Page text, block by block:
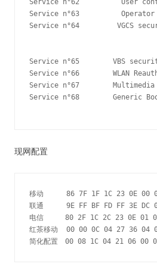
Service n°62          User
Service n°63          Operator
Service n°64         VGCS
Service n°65        VBS
Service n°66        WLAN
Service n°67        Multimedia
Service n°68        Generic
现网配置
移动　　  86 7F 1F 1C 23 0E 00
联通　　  9E FF BF FD FF 3E DC
电信　　　80 2F 1C 2C 23 0E 01
红茶移动  00 00 0C 04 27 36 04